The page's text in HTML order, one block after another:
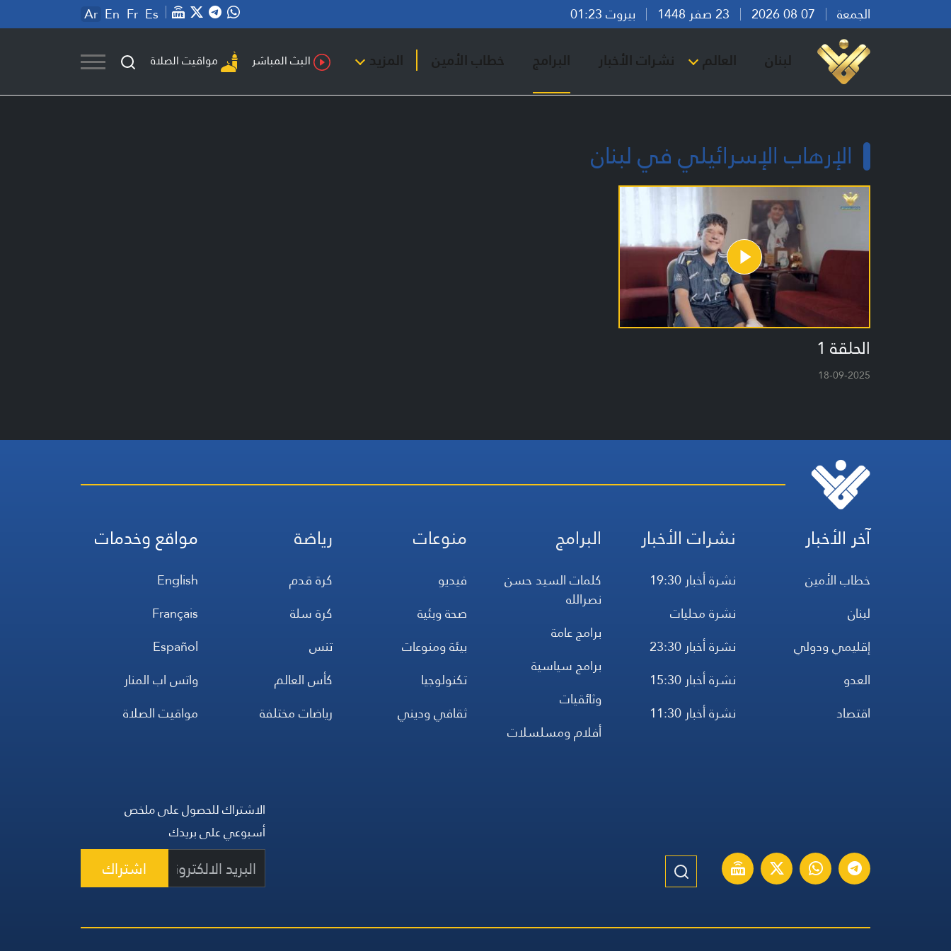
الجمعة بيروت 01:23 Ar En Fr Es
لبنان العالم نشرات الأخبار البرامج خطاب الأمين المزيد البث المباشر مواقيت الصلاة
الإرهاب الإسرائيلي في لبنان
الحلقة 1
18-09-2025
آخر الأخبار
خطاب الأمين
لبنان
إقليمي ودولي
العدو
اقتصاد
نشرات الأخبار
نشرة أخبار 19:30
نشرة محليات
نشرة أخبار 23:30
نشرة أخبار 15:30
نشرة أخبار 11:30
البرامج
كلمات السيد حسن
نصرالله
برامج عامة
برامج سياسية
وثائقيات
أفلام ومسلسلات
منوعات
فيديو
صحة وبئية
بيئة ومنوعات
تكنولوجيا
ثقافي وديني
رياضة
كرة قدم
كرة سلة
تنس
كأس العالم
رياضات مختلفة
مواقع وخدمات
English
Français
Español
واتس اب المنار
مواقيت الصلاة
الاشتراك للحصول على ملخص
أسبوعي على بريدك
اشتراك